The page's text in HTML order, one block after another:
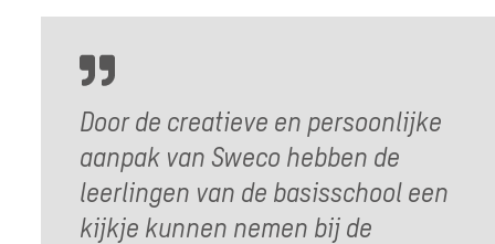
Door de creatieve en persoonlijke
aanpak van Sweco hebben de
leerlingen van de basisschool een
kijkje kunnen nemen bij de